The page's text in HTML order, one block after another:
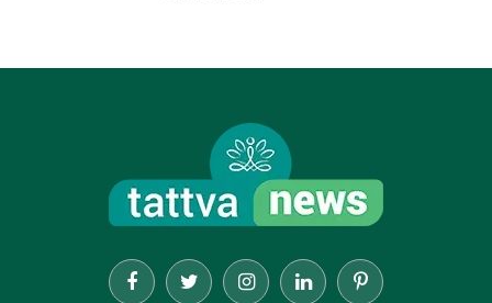
FacebookTwitter InstagramLinkedInPinterest